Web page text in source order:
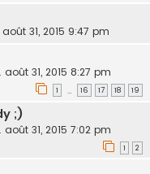
31, 2015 9:47 pm
août 31, 2015 8:27 pm
1 … 16 17 18 19
;)
août 31, 2015 7:02 pm
1 2